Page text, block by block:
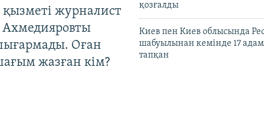
журналист
Оған
жазған кім?
қозғалды
Киев пен Киев облысында
шабуылынан кемінде 17 адам
тапқан